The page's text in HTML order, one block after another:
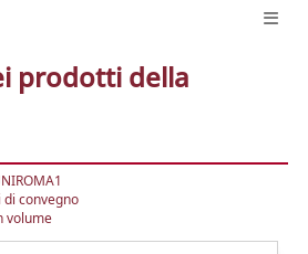
prodotti della
di convegno
volume